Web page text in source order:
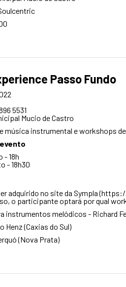
Passo Fundo
5531
Mucio de Castro
música instrumental e workshops
- 18h
- 18h30
adquirido no site da Sympla (
o participante optará por qual
instrumentos melódicos - Richard
Henz (Caxias do Sul)
(Nova Prata)